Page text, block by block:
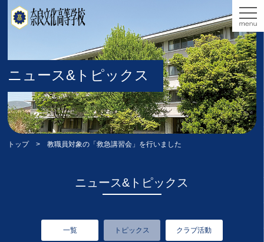
ニュース&トピックス
トップ> 教職員対象の「救急講習会」を行いました
ニュース&トピックス
一覧 トピックス クラブ活動